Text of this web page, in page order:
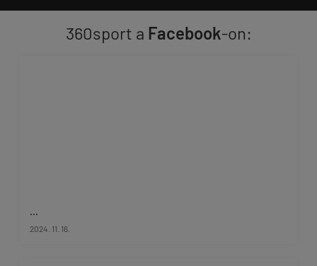
360sport a Facebook-on:
...
2024. 11. 16.